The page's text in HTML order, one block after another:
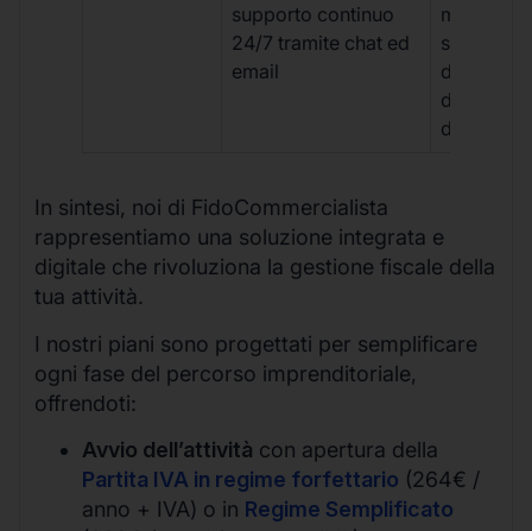
supporto continuo
24/7 tramite chat ed
email
manuale,
supporto
durante
d’ufficio.
In sintesi, noi di FidoCommercialista
rappresentiamo una soluzione integrata e
digitale che rivoluziona la gestione fiscale della
tua attività.
I nostri piani sono progettati per semplificare
ogni fase del percorso imprenditoriale,
offrendoti:
Avvio dell’attività con apertura della
Partita IVA in regime forfettario (264€ /
anno + IVA) o in Regime Semplificato